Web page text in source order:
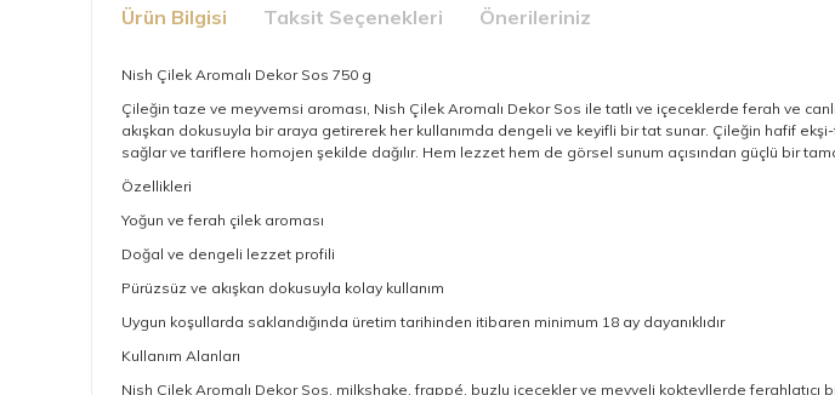
Ürün Bilgisi Taksit Seçenekleri Önerileriniz
Nish Çilek Aromalı Dekor Sos 750 g
Çileğin taze ve meyvemsi aroması, Nish Çilek Aromalı Dekor Sos ile tatlı ve içeceklerde ferah ve
akışkan dokusuyla bir araya getirerek her kullanımda dengeli ve keyifli bir tat sunar. Çileğin hafif
sağlar ve tariflere homojen şekilde dağılır. Hem lezzet hem de görsel sunum açısından güçlü bir
Özellikleri
Yoğun ve ferah çilek aroması
Doğal ve dengeli lezzet profili
Pürüzsüz ve akışkan dokusuyla kolay kullanım
Uygun koşullarda saklandığında üretim tarihinden itibaren minimum 18 ay dayanıklıdır
Kullanım Alanları
Nish Çilek Aromalı Dekor Sos, milkshake, frappé, buzlu içecekler ve meyveli kokteyllerde